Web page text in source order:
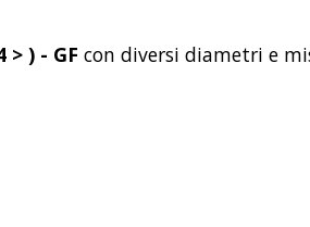
> ) - GF con diversi diametri e